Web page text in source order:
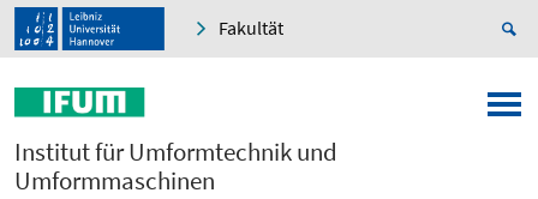
Fakultät
Institut für Umformtechnik und
Umformmaschinen